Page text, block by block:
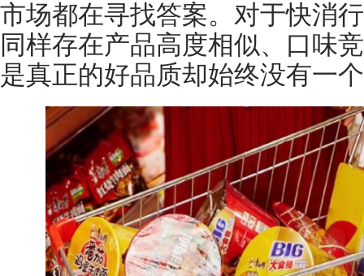
市场都在寻找答案。对于快消
同样存在产品高度相似、口味
是真正的好品质却始终没有一